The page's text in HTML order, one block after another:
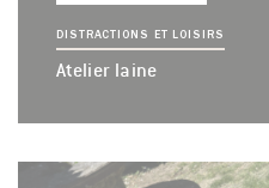
Atelier laine
DISTRACTIONS ET LOISIRS